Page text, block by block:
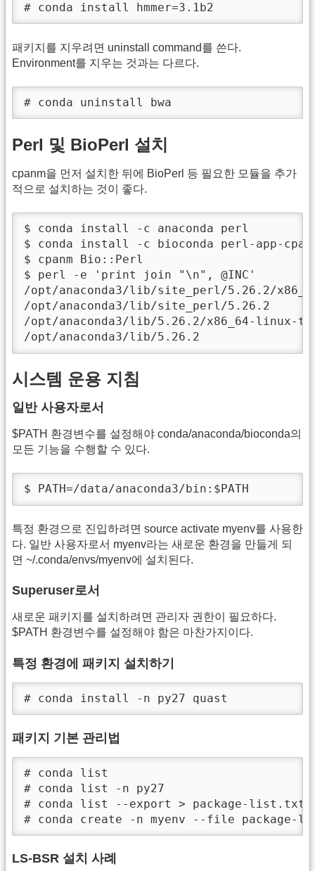
# conda install hmmer=3.1b2
패키지를 지우려면 uninstall command를 쓴다.
Environment를 지우는 것과는 다르다.
# conda uninstall bwa
Perl 및 BioPerl 설치
cpanm을 먼저 설치한 뒤에 BioPerl 등 필요한 모듈을 추가
적으로 설치하는 것이 좋다.
$ conda install -c anaconda perl
$ conda install -c bioconda perl-app-
$ cpanm Bio::Perl
$ perl -e 'print join "\n", @INC'
/opt/anaconda3/lib/site_perl/5.26.2/
/opt/anaconda3/lib/site_perl/5.26.2
/opt/anaconda3/lib/5.26.2/x86_64-linux-
/opt/anaconda3/lib/5.26.2
시스템 운용 지침
일반 사용자로서
$PATH 환경변수를 설정해야 conda/anaconda/bioconda의
모든 기능을 수행할 수 있다.
$ PATH=/data/anaconda3/bin:$PATH
특정 환경으로 진입하려면 source activate myenv를 사용한
다. 일반 사용자로서 myenv라는 새로운 환경을 만들게 되
면 ~/.conda/envs/myenv에 설치된다.
Superuser로서
새로운 패키지를 설치하려면 관리자 권한이 필요하다.
$PATH 환경변수를 설정해야 함은 마찬가지이다.
특정 환경에 패키지 설치하기
# conda install -n py27 quast
패키지 기본 관리법
# conda list
# conda list -n py27
# conda list --export > package-list.txt
# conda create -n myenv --file
LS-BSR 설치 사례